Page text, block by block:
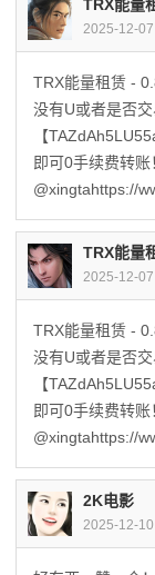
TRX能量
2025-12-07
TRX能量租赁 -
没有U或者是否
【
即可0手续费转账
@xingtahttps://
TRX能量
2025-12-07
TRX能量租赁 -
没有U或者是否
【
即可0手续费转账
@xingtahttps://
2K电影
2025-12-10